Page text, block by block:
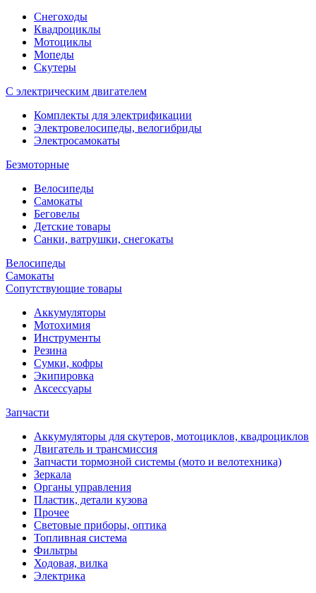
Снегоходы
Квадроциклы
Мотоциклы
Мопеды
Скутеры
С электрическим двигателем
Комплекты для электрификации
Электровелосипеды, велогибриды
Электросамокаты
Безмоторные
Велосипеды
Самокаты
Беговелы
Детские товары
Санки, ватрушки, снегокаты
Велосипеды
Самокаты
Сопутствующие товары
Аккумуляторы
Мотохимия
Инструменты
Резина
Сумки, кофры
Экипировка
Аксессуары
Запчасти
Аккумуляторы для скутеров, мотоциклов, квадроциклов
Двигатель и трансмиссия
Запчасти тормозной системы (мото и велотехника)
Зеркала
Органы управления
Пластик, детали кузова
Прочее
Световые приборы, оптика
Топливная система
Фильтры
Ходовая, вилка
Электрика